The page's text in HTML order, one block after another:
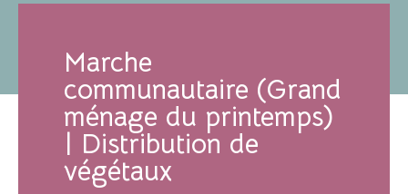
Marche
communautaire (Grand
ménage du printemps)
| Distribution de
végétaux